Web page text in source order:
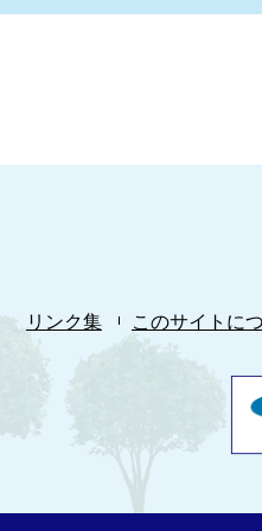
リンク集 このサイトに